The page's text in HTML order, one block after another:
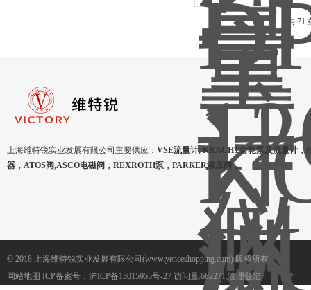
共
上海维特锐实业发展有限公司主要供应： VSE流量计, KRACHT齿轮泵及流量计，
器，ATOS阀,ASCO电磁阀，REXROTH泵，PARKER液压阀，
© 2018 上海维特锐实业发展有限公司(www.yenceshopping.com) 版权所有
网站地图 ICP备案号： 沪ICP备13015955号-27 访问量:682271管理登陆